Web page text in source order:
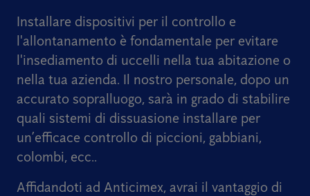
Installare dispositivi per il controllo e
l'allontanamento è fondamentale per evitare
l'insediamento di uccelli nella tua abitazione o
nella tua azienda. Il nostro personale, dopo un
accurato sopralluogo, sarà in grado di stabilire
quali sistemi di dissuasione installare per
un’efficace controllo di piccioni, gabbiani,
colombi, ecc..
Affidandoti ad Anticimex, avrai il vantaggio di